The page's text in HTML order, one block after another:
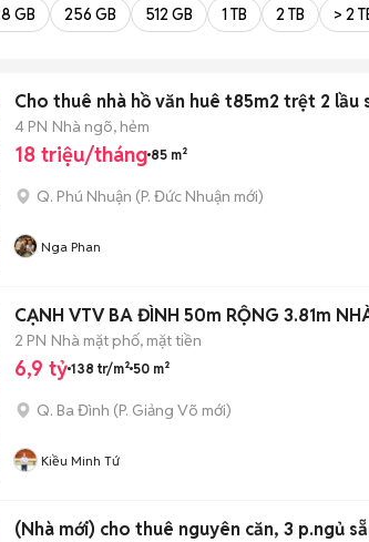
GB 256 GB 512 GB 1 TB 2 TB > 2
Cho thuê nhà hồ văn huê t85m2 trệt 2 lầu
4 PN Nhà ngõ, hẻm
18 triệu/tháng 85 m²
Q. Phú Nhuận (P. Đức Nhuận mới)
Nga Phan
CẠNH VTV BA ĐÌNH 50m RỘNG 3.81m
2 PN Nhà mặt phố, mặt tiền
6,9 tỷ 138 tr/m² 50 m²
Q. Ba Đình (P. Giảng Võ mới)
Kiều Minh Tứ
(Nhà mới) cho thuê nguyên căn, 3 p.ngủ